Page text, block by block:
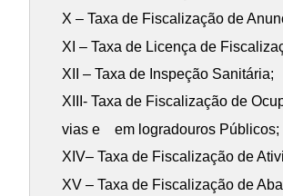
X – Taxa de Fiscalização de
XI – Taxa de Licença de
XII – Taxa de Inspeção Sanitária;
XIII- Taxa de Fiscalização de
vias e em logradouros Públicos;
XIV– Taxa de Fiscalização de
XV – Taxa de Fiscalização de